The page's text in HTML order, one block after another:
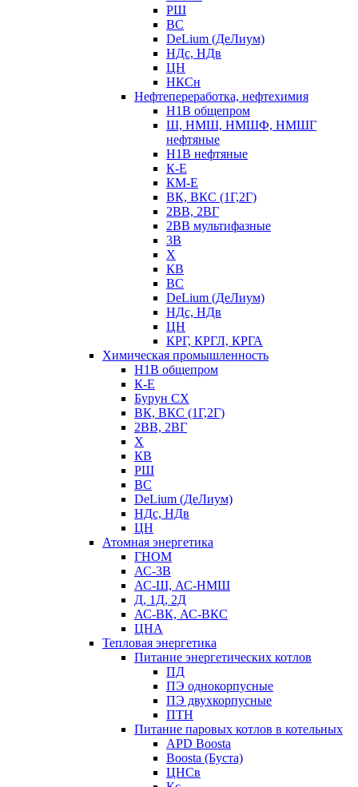
РШ
ВС
DeLium (ДеЛиум)
НДс, НДв
ЦН
НКСн
Нефтепереработка, нефтехимия
Н1В общепром
Ш, НМШ, НМШФ, НМШГ
нефтяные
Н1В нефтяные
К-Е
КМ-Е
ВК, ВКС (1Г,2Г)
2ВВ, 2ВГ
2ВВ мультифазные
3В
Х
КВ
ВС
DeLium (ДеЛиум)
НДс, НДв
ЦН
КРГ, КРГЛ, КРГА
Химическая промышленность
Н1В общепром
К-Е
Бурун СХ
ВК, ВКС (1Г,2Г)
2ВВ, 2ВГ
Х
КВ
РШ
ВС
DeLium (ДеЛиум)
НДс, НДв
ЦН
Атомная энергетика
ГНОМ
АС-3В
АС-Ш, АС-НМШ
Д, 1Д, 2Д
АС-ВК, АС-ВКС
ЦНА
Тепловая энергетика
Питание энергетических котлов
ПД
ПЭ однокорпусные
ПЭ двухкорпусные
ПТН
Питание паровых котлов в котельных
APD Boosta
Boosta (Буста)
ЦНСв